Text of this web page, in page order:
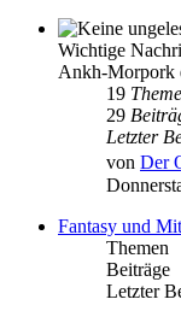
Wichtige
Ankh-Morpork
19
29
Letzter
von Der
Fantasy und
Themen
Beiträge
Letzter